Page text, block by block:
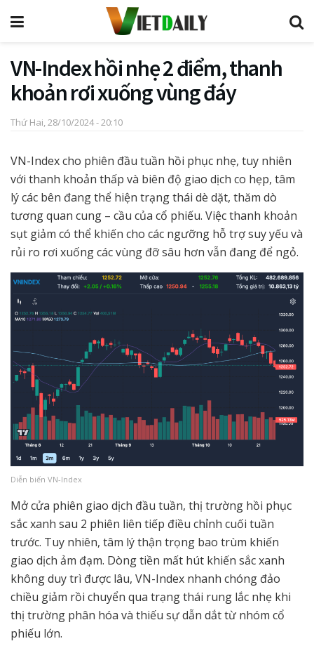
VN-Index hồi nhẹ 2 điểm, thanh
khoản rơi xuống vùng đáy
Thứ Hai, 28/10/2024 - 20:10
VN-Index cho phiên đầu tuần hồi phục nhẹ, tuy nhiên
với thanh khoản thấp và biên độ giao dịch co hẹp, tâm
lý các bên đang thể hiện trạng thái dè dặt, thăm dò
tương quan cung – cầu của cổ phiếu. Việc thanh khoản
sụt giảm có thể khiến cho các ngưỡng hỗ trợ suy yếu và
rủi ro rơi xuống các vùng đỡ sâu hơn vẫn đang để ngỏ.
Diễn biến VN-Index
Mở cửa phiên giao dịch đầu tuần, thị trường hồi phục
sắc xanh sau 2 phiên liên tiếp điều chỉnh cuối tuần
trước. Tuy nhiên, tâm lý thận trọng bao trùm khiến
giao dịch ảm đạm. Dòng tiền mất hút khiến sắc xanh
không duy trì được lâu, VN-Index nhanh chóng đảo
chiều giảm rồi chuyển qua trạng thái rung lắc nhẹ khi
thị trường phân hóa và thiếu sự dẫn dắt từ nhóm cổ
phiếu lớn.